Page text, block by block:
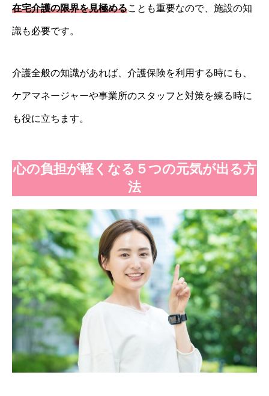
在宅介護の限界を見極めることも重要なので、施設の知
識も必要です。
介護全般の知識があれば、介護保険を利用する時にも、
ケアマネージャーや事業所のスタッフと対策を練る時に
も役に立ちます。
心の負担が軽くなる５つの元気が出る方
法